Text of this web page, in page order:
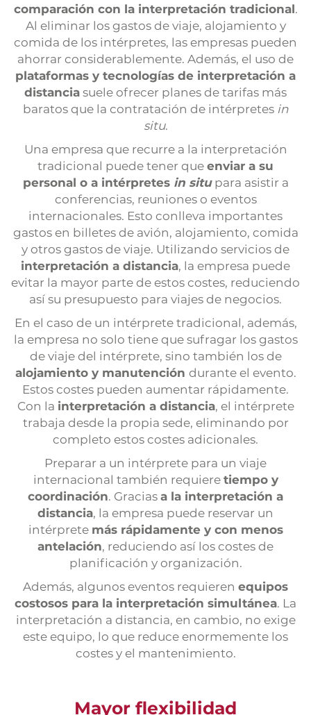
comparación con la interpretación tradicional.
Al eliminar los gastos de viaje, alojamiento y
comida de los intérpretes, las empresas pueden
ahorrar considerablemente. Además, el uso de
plataformas y tecnologías de interpretación a
distancia suele ofrecer planes de tarifas más
baratos que la contratación de intérpretes in
situ.
Una empresa que recurre a la interpretación
tradicional puede tener que enviar a su
personal o a intérpretes in situpara asistir a
conferencias, reuniones o eventos
internacionales. Esto conlleva importantes
gastos en billetes de avión, alojamiento, comida
y otros gastos de viaje. Utilizando servicios de
interpretación a distancia, la empresa puede
evitar la mayor parte de estos costes, reduciendo
así su presupuesto para viajes de negocios.
En el caso de un intérprete tradicional, además,
la empresa no solo tiene que sufragar los gastos
de viaje del intérprete, sino también los de
alojamiento y manutención durante el evento.
Estos costes pueden aumentar rápidamente.
Con la interpretación a distancia, el intérprete
trabaja desde la propia sede, eliminando por
completo estos costes adicionales.
Preparar a un intérprete para un viaje
internacional también requiere tiempo y
coordinación. Gracias a la interpretación a
distancia, la empresa puede reservar un
intérprete más rápidamente y con menos
antelación, reduciendo así los costes de
planificación y organización.
Además, algunos eventos requieren equipos
costosos para la interpretación simultánea. La
interpretación a distancia, en cambio, no exige
este equipo, lo que reduce enormemente los
costes y el mantenimiento.
Mayor flexibilidad